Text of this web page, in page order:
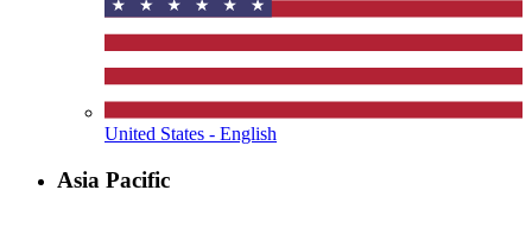
United States - English
Asia Pacific